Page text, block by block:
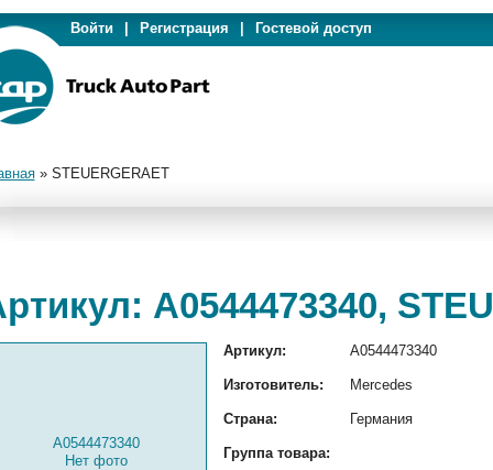
Войти Регистрация Гостевой доступ
» STEUERGERAET
A0544473340,
A0544473340
Нет фото
Артикул: A0544473340
Изготовитель: Mercedes
Страна: Германия
Группа товара: